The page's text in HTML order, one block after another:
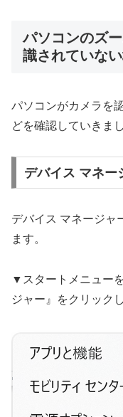
パソコンのズ
識されていな
パソコンがカメラを
どを確認していきま
デバイス マネー
デバイス マネージャ
ます。
▼スタートメニュー
ジャー』をクリック